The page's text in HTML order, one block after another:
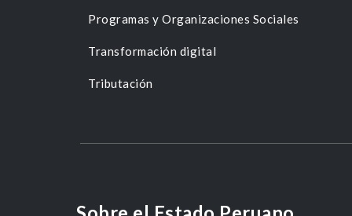
Programas y Organizaciones Sociales
Transformación digital
Tributación